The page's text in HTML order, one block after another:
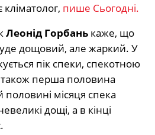
кліматолог, пише Сьогодні.
Леонід Горбань каже, що
дощовий, але жаркий. У
пік спеки, спекотною
перша половина
половині місяця спека
дощі, а в кінці